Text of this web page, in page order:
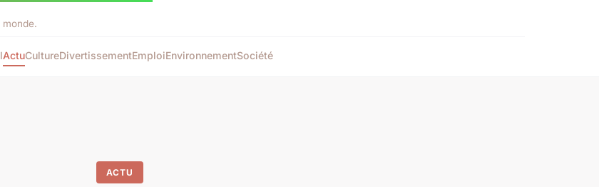
ActuCultureDivertissementEmploiEnvironnementSociété
ACTU